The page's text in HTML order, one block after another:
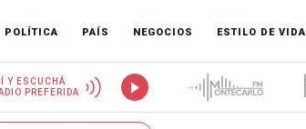
POLÍTICA PAÍS NEGOCIOS ESTILO DE VIDA
Y ESCUCHÁ
PREFERIDA